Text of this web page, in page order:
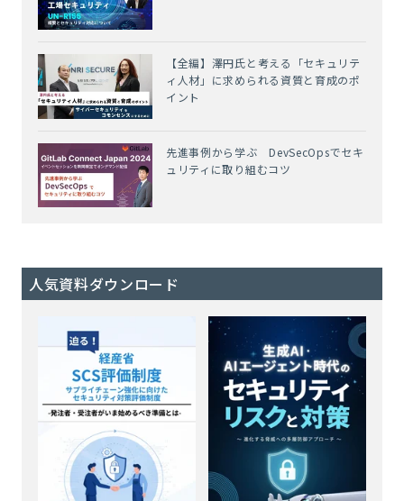
【全編】澤円氏と考える「セキュリテ
ィ人材」に求められる資質と育成のポ
イント
先進事例から学ぶ DevSecOpsでセキ
ュリティに取り組むコツ
人気資料ダウンロード